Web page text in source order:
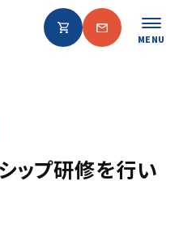
MENU
ップ研修を行い